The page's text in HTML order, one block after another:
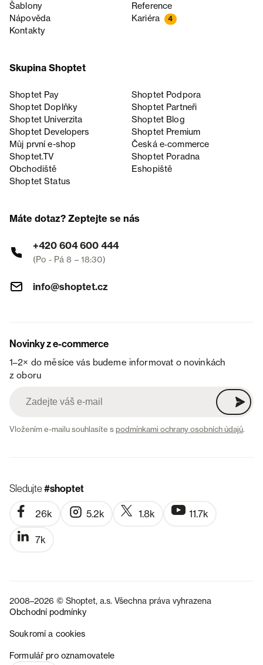
Šablony
Reference
Nápověda
Kariéra 4
Kontakty
Skupina Shoptet
Shoptet Pay
Shoptet Podpora
Shoptet Doplňky
Shoptet Partneři
Shoptet Univerzita
Shoptet Blog
Shoptet Developers
Shoptet Premium
Můj první e-shop
Česká e‑commerce
Shoptet.TV
Shoptet Poradna
Obchodiště
Eshopiště
Shoptet Status
Máte dotaz? Zeptejte se nás
+420 604 600 444
(Po - Pá 8 – 18:30)
info@shoptet.cz
Novinky z e-commerce
1–2× do měsíce vás budeme informovat o novinkách
z oboru
Vložením e-mailu souhlasíte spodmínkami ochrany osobních údajů.
Sledujte#shoptet
26k 5.2k 1.8k 11.7k
7k
2008–2026 © Shoptet, a.s. Všechna práva vyhrazena
Obchodní podmínky
Soukromí a cookies
Formulář pro oznamovatele